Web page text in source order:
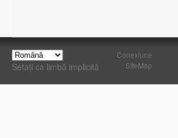
Setați ca limbă implicită
Conexiune
SiteMap